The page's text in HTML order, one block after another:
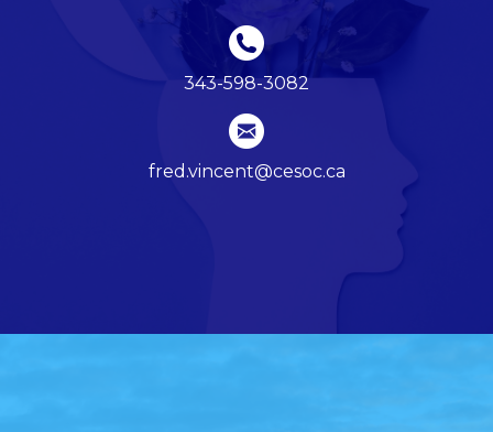
343-598-3082
fred.vincent@cesoc.ca